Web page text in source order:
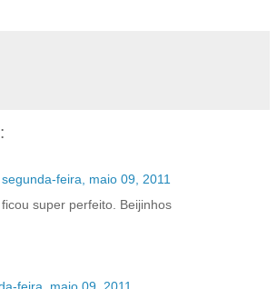
segunda-feira, maio 09, 2011
super perfeito. Beijinhos